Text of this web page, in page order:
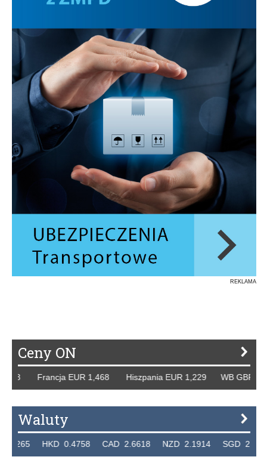
REKLAMA
Ceny ON
EUR 1,468 Hiszpania EUR 1,229 WB GBP 1,318
Waluty
0.4758 CAD 2.6618 NZD 2.1914 SGD 2.9123